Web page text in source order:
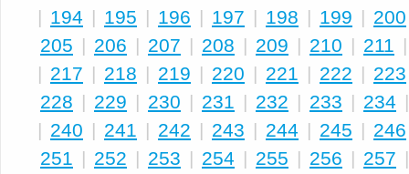
| 194 | 195 | 196 | 197 | 198 | 199 | 200
205 | 206 | 207 | 208 | 209 | 210 | 211
| 217 | 218 | 219 | 220 | 221 | 222 | 223
228 | 229 | 230 | 231 | 232 | 233 | 234
| 240 | 241 | 242 | 243 | 244 | 245 | 246
251 | 252 | 253 | 254 | 255 | 256 | 257